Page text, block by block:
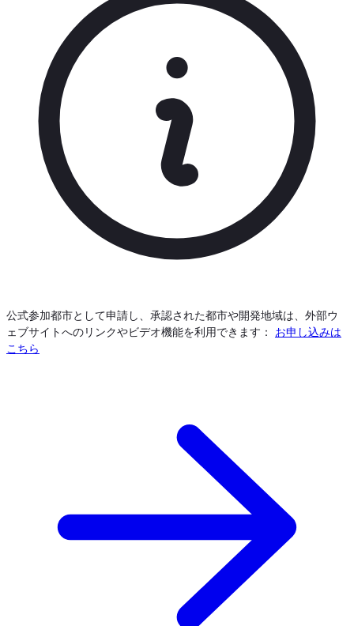
公式参加都市として申請し、承認された都市や開発地域は、外部ウ
ェブサイトへのリンクやビデオ機能を利用できます： お申し込みは
こちら